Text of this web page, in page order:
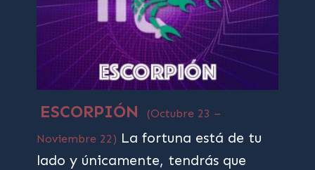
ESCORPIÓN
(Octubre 23 –
Noviembre 22) La fortuna está de tu
lado y únicamente, tendrás que